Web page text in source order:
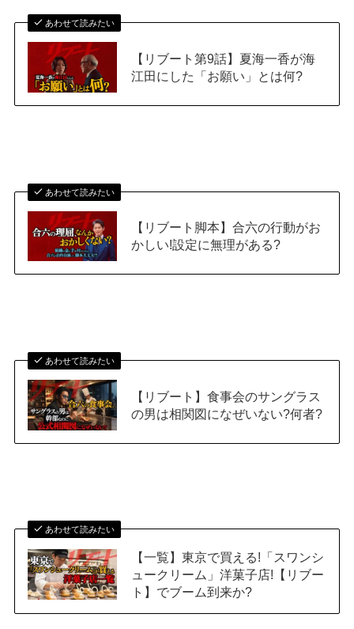
あわせて読みたい
【リブート第9話】夏海一香が海
江田にした「お願い」とは何?
あわせて読みたい
【リブート脚本】合六の行動がお
かしい!設定に無理がある?
あわせて読みたい
【リブート】食事会のサングラス
の男は相関図になぜいない?何者?
あわせて読みたい
【一覧】東京で買える!「スワンシ
ュークリーム」洋菓子店!【リブー
ト】でブーム到来か?